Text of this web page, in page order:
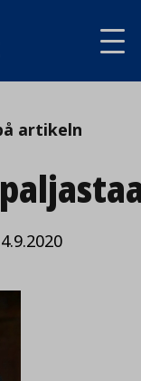
artikeln